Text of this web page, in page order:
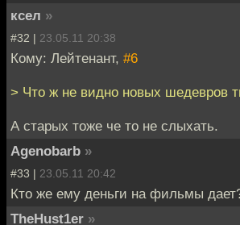
ксел »
#32 | 23.05.11 20:38
Кому: Лейтенант, #6
> Что ж не видно новых шедевров
А старых тоже че то не слыхать.
Agenobarb »
#33 | 23.05.11 20:42
Кто же ему деньги на фильмы
TheHust1er »